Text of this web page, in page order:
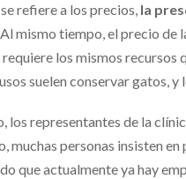
refiere a los precios, la
Al mismo tiempo, el precio de
los mismos recursos
suelen conservar gatos, y
los representantes de la
muchas personas insisten
que actualmente ya hay